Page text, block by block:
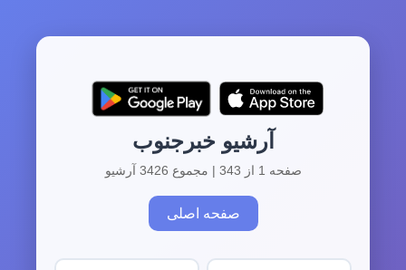
آرشیو خبرجنوب
صفحه 1 از 343 | مجموع 3426 آرشیو
صفحه اصلی